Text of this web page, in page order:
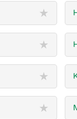
★
★
★
★